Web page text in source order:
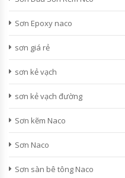
Sơn Epoxy naco
sơn giá rẻ
sơn kẻ vạch
sơn kẻ vạch đường
Sơn kẽm Naco
Sơn Naco
Sơn sàn bê tông Naco